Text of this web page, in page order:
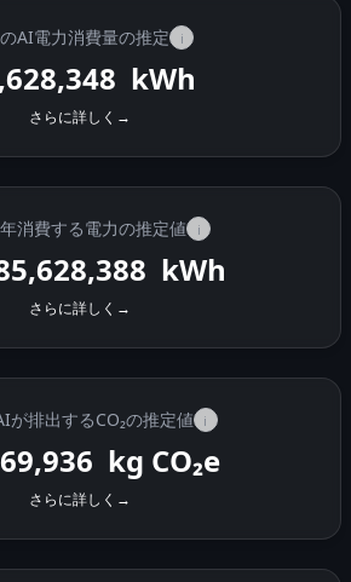
AI電力消費量の推定 i
kWh
さらに詳しく →
消費する電力の推定値 i
kWh
さらに詳しく →
が排出するCO₂の推定値 i
kg CO₂e
さらに詳しく →